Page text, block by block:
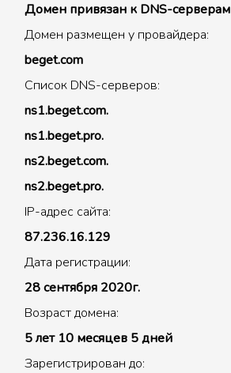
Домен привязан к DNS-серверам
Домен размещен у провайдера:
beget.com
Список DNS-серверов:
ns1.beget.com.
ns1.beget.pro.
ns2.beget.com.
ns2.beget.pro.
IP-адрес сайта:
87.236.16.129
Дата регистрации:
28 сентября 2020г.
Возраст домена:
5 лет 10 месяцев 5 дней
Зарегистрирован до: